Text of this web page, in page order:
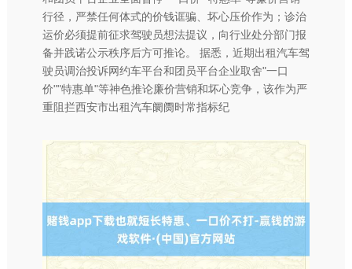
行径，严禁任何体式的价钱诓骗、坏心压价作为；诊治
运价必须提前征求驾驶员想法提议，向行业处分部门报
备并践诺公示秩序后方可推论。 据悉，近期出租汽车驾
驶员调治投诉网约车平台和团员平台企业取舍"一口
价""特惠单"等神色推论廉价营销和坏心竞争，该作为严
重阻拦西安市出租汽车阛阓时常指标纪